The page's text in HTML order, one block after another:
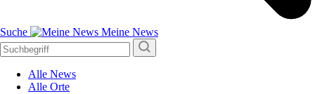
Suche Meine News
Alle News
Alle Orte